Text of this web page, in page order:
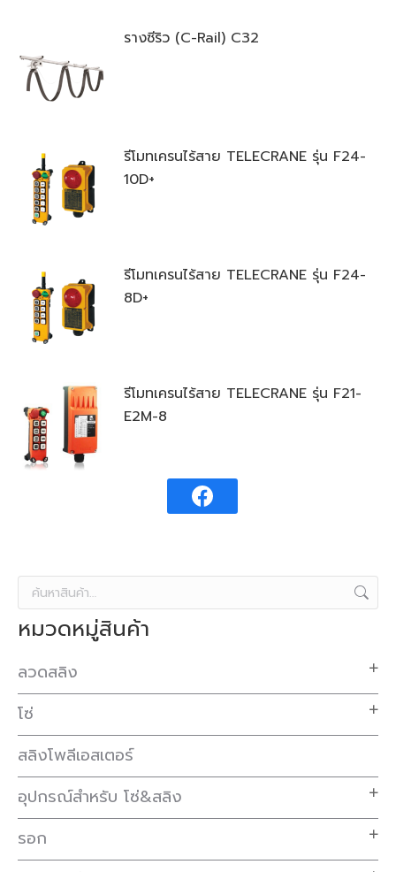
รางซีริว (C-Rail) C32
รีโมทเครนไร้สาย TELECRANE รุ่น F24-
10D+
รีโมทเครนไร้สาย TELECRANE รุ่น F24-
8D+
รีโมทเครนไร้สาย TELECRANE รุ่น F21-
E2M-8
หมวดหมู่สินค้า
ลวดสลิง
โซ่
สลิงโพลีเอสเตอร์
อุปกรณ์สำหรับ โซ่&สลิง
รอก